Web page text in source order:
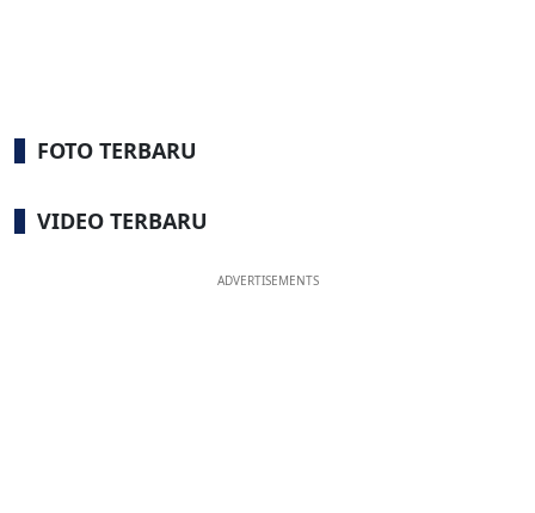
FOTO TERBARU
VIDEO TERBARU
ADVERTISEMENTS